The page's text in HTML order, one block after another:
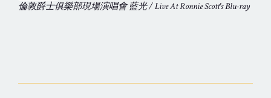
倫敦爵士俱樂部現場演唱會 藍光 / Live At Ronnie Scott's Blu-ray